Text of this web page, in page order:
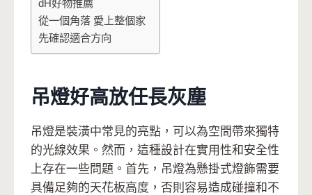
dH好物推薦
從一個角落 愛上整個家
先確認適合方向
吊燈好高放任長灰塵
吊燈是裝潢中常見的亮點，可以為空間帶來獨特
的光線效果。然而，這種設計在實用性和安全性
上存在一些問題。首先，吊燈為懸掛式燈飾需要
具備足夠的天花板高度，否則容易造成碰撞和不